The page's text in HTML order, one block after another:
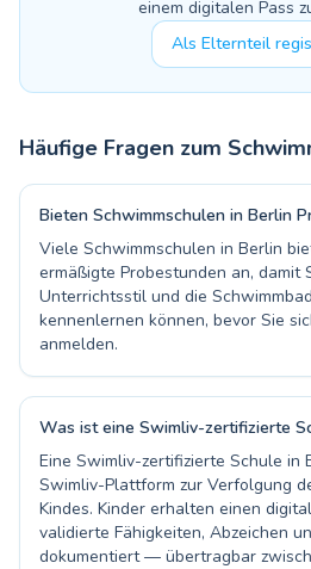
einem digitalen Pass
Als Elternteil
Häufige Fragen zum
Bieten Schwimmschulen in Berlin
Viele Schwimmschulen in Berlin
ermäßigte Probestunden an, damit
Unterrichtsstil und die
kennenlernen können, bevor Sie
anmelden.
Was ist eine Swimliv-zertifizierte
Eine Swimliv-zertifizierte Schule in
Swimliv-Plattform zur Verfolgung
Kindes. Kinder erhalten einen
validierte Fähigkeiten, Abzeichen
dokumentiert — übertragbar